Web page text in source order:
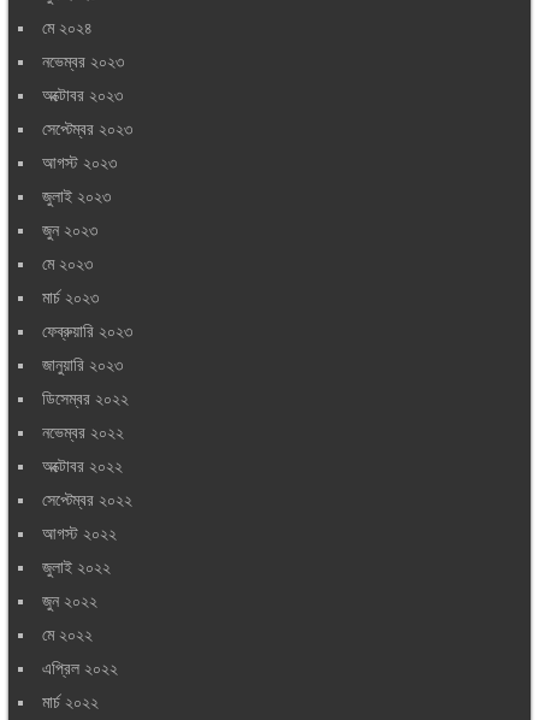
মে ২০২৪
নভেম্বর ২০২৩
অক্টোবর ২০২৩
সেপ্টেম্বর ২০২৩
আগস্ট ২০২৩
জুলাই ২০২৩
জুন ২০২৩
মে ২০২৩
মার্চ ২০২৩
ফেব্রুয়ারি ২০২৩
জানুয়ারি ২০২৩
ডিসেম্বর ২০২২
নভেম্বর ২০২২
অক্টোবর ২০২২
সেপ্টেম্বর ২০২২
আগস্ট ২০২২
জুলাই ২০২২
জুন ২০২২
মে ২০২২
এপ্রিল ২০২২
মার্চ ২০২২